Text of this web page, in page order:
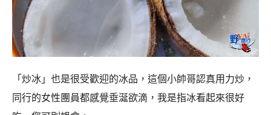
「炒冰」也是很受歡迎的冰品，這個小帥哥認真用力炒，
同行的女性團員都感覺垂涎欲滴，我是指冰看起來很好